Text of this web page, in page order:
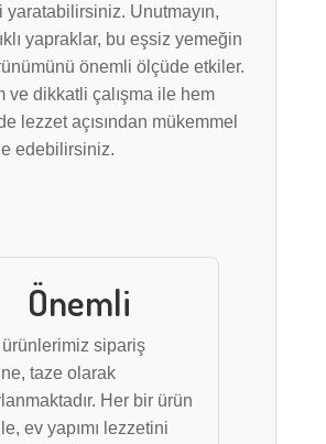
yaratabilirsiniz. Unutmayın,
yapraklar, bu eşsiz yemeğin
önemli ölçüde etkiler.
ve dikkatli çalışma ile hem
lezzet açısından mükemmel
edebilirsiniz.
Önemli
sipariş
taze olarak
Her bir ürün
ev yapımı lezzetini